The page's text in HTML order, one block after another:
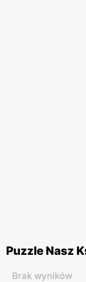
Puzzle Nasz
Brak wyników